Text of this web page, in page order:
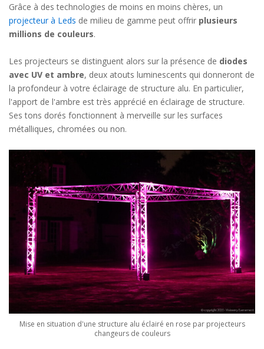
Grâce à des technologies de moins en moins chères, un
projecteur à Leds de milieu de gamme peut offrir plusieurs
millions de couleurs.
Les projecteurs se distinguent alors sur la présence de diodes
avec UV et ambre, deux atouts luminescents qui donneront de
la profondeur à votre éclairage de structure alu. En particulier,
l'apport de l'ambre est très apprécié en éclairage de structure.
Ses tons dorés fonctionnent à merveille sur les surfaces
métalliques, chromées ou non.
Mise en situation d'une structure alu éclairé en rose par projecteurs
changeurs de couleurs